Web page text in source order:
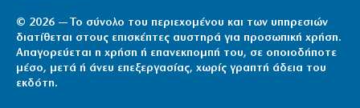
© 2026 — Το σύνολο του περιεχομένου και των υπηρεσιών
διατίθεται στους επισκέπτες αυστηρά για προσωπική χρήση.
Απαγορεύεται η χρήση ή επανεκπομπή του, σε οποιοδήποτε
μέσο, μετά ή άνευ επεξεργασίας, χωρίς γραπτή άδεια του
εκδότη.